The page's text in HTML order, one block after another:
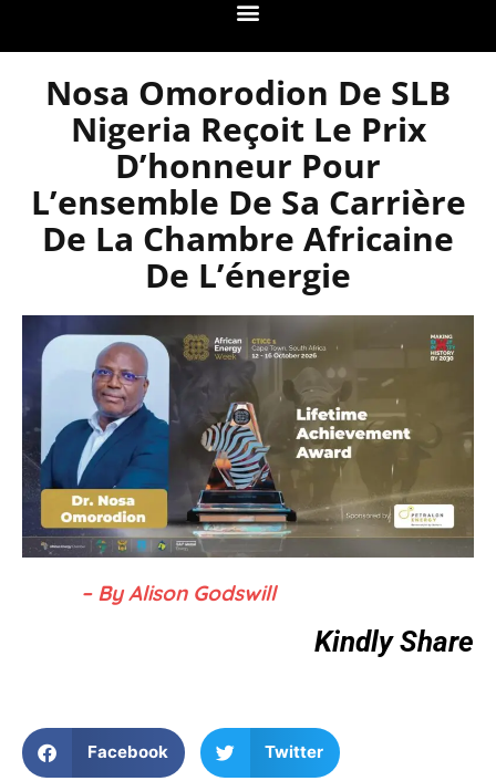
Nosa Omorodion De SLB
Nigeria Reçoit Le Prix
D’honneur Pour
L’ensemble De Sa Carrière
De La Chambre Africaine
De L’énergie
– By Alison Godswill
Kindly Share
Facebook Twitter